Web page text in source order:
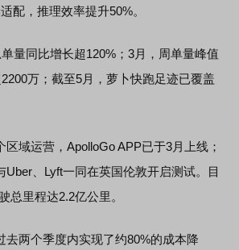
配，推理效率提升50%。
量同比增长超120%；3月，周单量峰值
万；截至5月，萝卜快跑足迹已覆盖
域运营，ApolloGo APP已于3月上线；
、Lyft一同在英国伦敦开启测试。目
总里程达2.2亿公里。
去两个季度内实现了约80%的成本降